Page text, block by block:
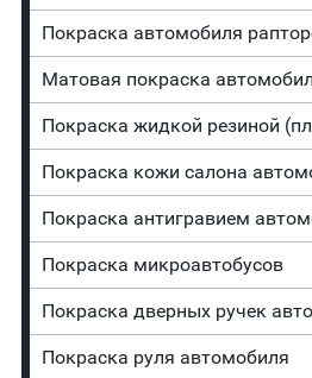
Покраска автомобиля
Матовая покраска
Покраска жидкой резиной
Покраска кожи салона
Покраска антигравием
Покраска микроавтобусов
Покраска дверных ручек
Покраска руля автомобиля